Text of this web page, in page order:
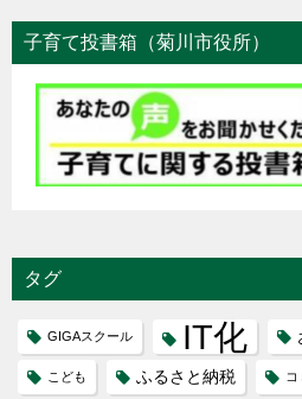
子育て投書箱（菊川市役所）
タグ
GIGAスクール IT化
こども ふるさと納税 コ